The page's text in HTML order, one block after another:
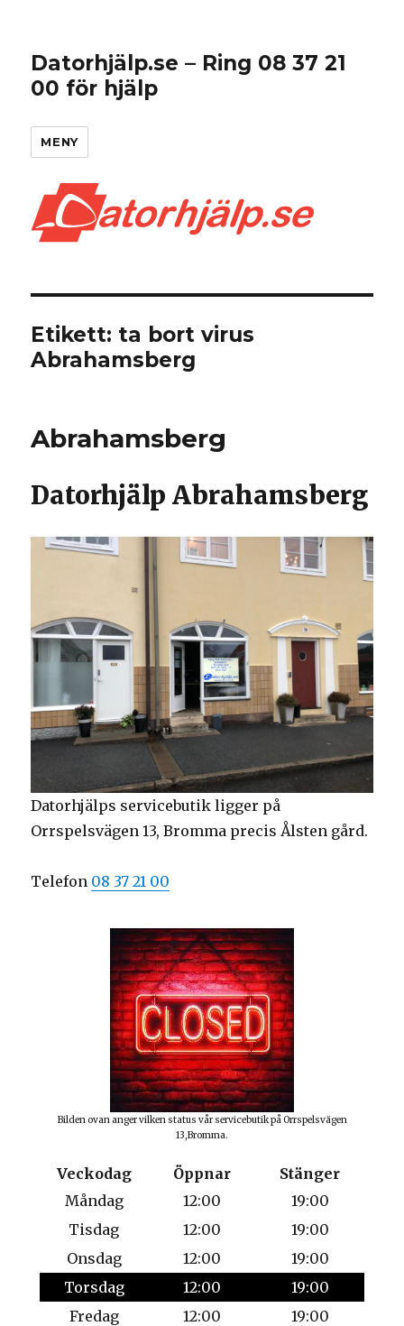
Datorhjälp.se – Ring 08 37 21
00 för hjälp
MENY
Etikett: ta bort virus
Abrahamsberg
Abrahamsberg
Datorhjälp Abrahamsberg
Datorhjälps servicebutik ligger på
Orrspelsvägen 13, Bromma precis Ålsten gård.
Telefon 08 37 21 00
Bilden ovan anger vilken status vår servicebutik på Orrspelsvägen
13,Bromma.
Veckodag Öppnar
Stänger
Måndag
12:00
19:00
Tisdag
12:00
19:00
Onsdag
12:00
19:00
Torsdag
12:00
19:00
Fredag
12:00
19:00